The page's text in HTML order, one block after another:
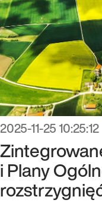
2025-11-25 10:25:12
i Plany